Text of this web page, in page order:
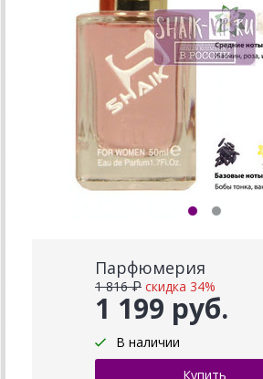
Парфюмерия
1 199 руб.
1 816 ₽ скидка 34%
В наличии